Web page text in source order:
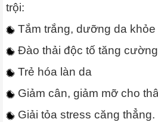
trội:
Tắm trắng, dưỡng da
Đào thải độc tố tăng
Trẻ hóa làn da
Giảm cân, giảm mỡ cho
Giải tỏa stress căng thẳng.